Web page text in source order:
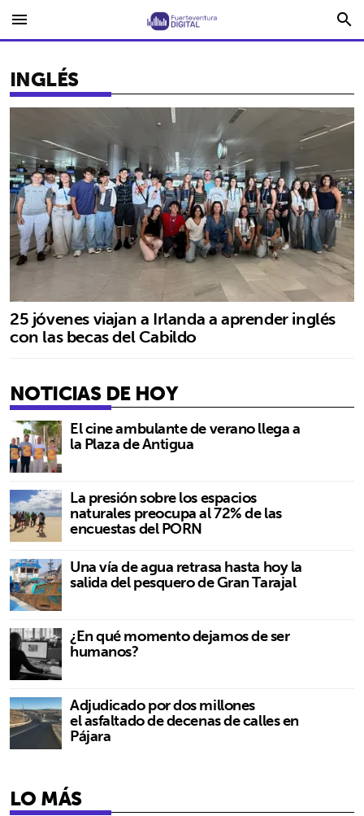
menu search
INGLÉS
25 jóvenes viajan a Irlanda a aprender inglés
con las becas del Cabildo
NOTICIAS DE HOY
El cine ambulante de verano llega a
la Plaza de Antigua
La presión sobre los espacios
naturales preocupa al 72% de las
encuestas del PORN
Una vía de agua retrasa hasta hoy la
salida del pesquero de Gran Tarajal
¿En qué momento dejamos de ser
humanos?
Adjudicado por dos millones
el asfaltado de decenas de calles en
Pájara
LO MÁS